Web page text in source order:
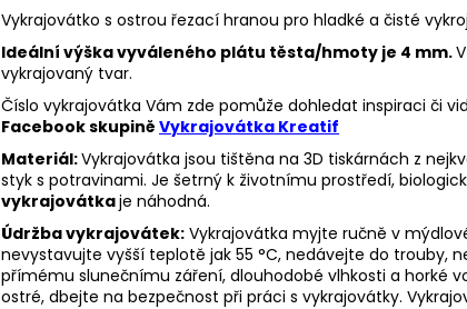
Vykrajovátko s ostrou řezací hranou pro hladké a čisté
Ideální výška vyváleného plátu těsta/hmoty je 4 mm.
vykrajovaný tvar.
Číslo vykrajovátka Vám zde pomůže dohledat inspiraci či
Facebook skupině Vykrajovátka Kreatif
Materiál:Vykrajovátka jsou tištěna na 3D tiskárnách z
styk s potravinami. Je šetrný k životnímu prostředí,
vykrajovátkaje náhodná.
Údržba vykrajovátek: Vykrajovátka myjte ručně v
nevystavujte vyšší teplotě jak 55 °C, nedávejte do trouby,
přímému slunečnímu záření, dlouhodobé vlhkosti a horké
ostré, dbejte na bezpečnost při práci s vykrajovátky.